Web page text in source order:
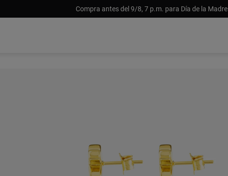
Compra antes del 9/8, 7 p.m. para Día de la Madre